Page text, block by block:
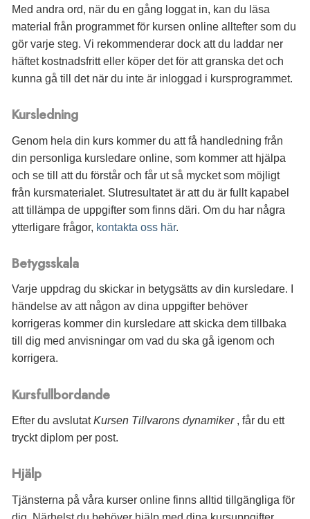
Med andra ord, när du en gång loggat in, kan du läsa
material från programmet för kursen online alltefter som du
gör varje steg. Vi rekommenderar dock att du laddar ner
häftet kostnadsfritt eller köper det för att granska det och
kunna gå till det när du inte är inloggad i kursprogrammet.
Kursledning
Genom hela din kurs kommer du att få handledning från
din personliga kursledare online, som kommer att hjälpa
och se till att du förstår och får ut så mycket som möjligt
från kursmaterialet. Slutresultatet är att du är fullt kapabel
att tillämpa de uppgifter som finns däri. Om du har några
ytterligare frågor, kontakta oss här.
Betygsskala
Varje uppdrag du skickar in betygsätts av din kursledare. I
händelse av att någon av dina uppgifter behöver
korrigeras kommer din kursledare att skicka dem tillbaka
till dig med anvisningar om vad du ska gå igenom och
korrigera.
Kursfullbordande
Efter du avslutatKursen Tillvarons dynamiker , får du ett
tryckt diplom per post.
Hjälp
Tjänsterna på våra kurser online finns alltid tillgängliga för